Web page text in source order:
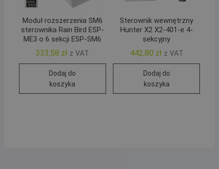
Moduł rozszerzenia SM6
sterownika Rain Bird ESP-
ME3 o 6 sekcji ESP-SM6
333,58 zł z VAT
Dodaj do
koszyka
Sterownik wewnętrzny
Hunter X2 X2-401-e 4-
sekcyjny
442,80 zł z VAT
Dodaj do
koszyka